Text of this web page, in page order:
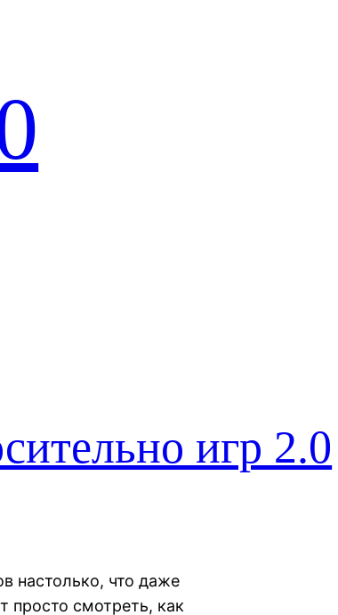
игр 2.0
настолько, что даже
просто смотреть, как